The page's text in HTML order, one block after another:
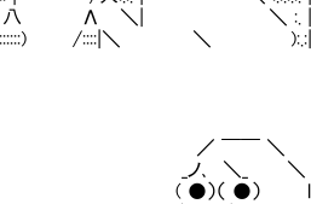
／ 八 Λ ＼| ＼ :. |/
/::::|＼ ＼ ):.:|:.:.
￣ ＼
＼_ ＼
） l 知って